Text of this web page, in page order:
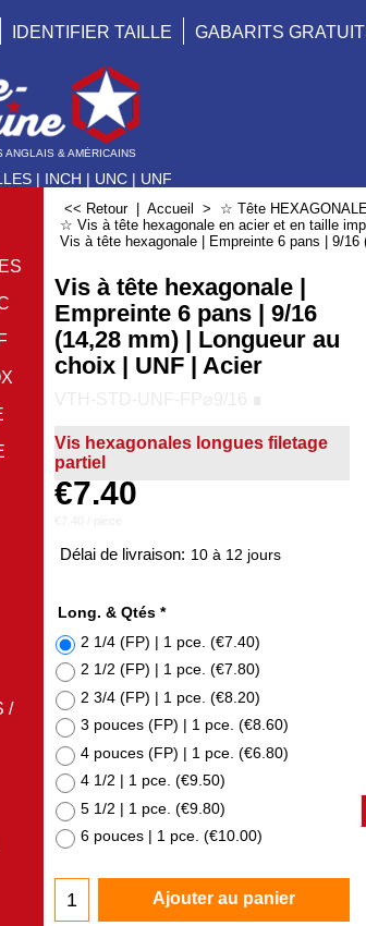
IDENTIFIER TAILLE GABARITS
ANGLAIS & AMÉRICAINS
| INCH | UNC | UNF
/
<< Retour Accueil > ☆ Tête
☆ Vis à tête hexagonale en acier et en taille
Vis à tête hexagonale | Empreinte 6 pans | 9/
Vis à tête hexagonale |
Empreinte 6 pans | 9/16
(14,28 mm) | Longueur au
choix | UNF | Acier
Vis hexagonales longues filetage
partiel
€7.40
Délai de livraison: 10 à 12 jours
Long. & Qtés *
2 1/4 (FP) | 1 pce. (€7.40)
2 1/2 (FP) | 1 pce. (€7.80)
2 3/4 (FP) | 1 pce. (€8.20)
3 pouces (FP) | 1 pce. (€8.60)
4 pouces (FP) | 1 pce. (€6.80)
4 1/2 | 1 pce. (€9.50)
5 1/2 | 1 pce. (€9.80)
6 pouces | 1 pce. (€10.00)
Ajouter au panier